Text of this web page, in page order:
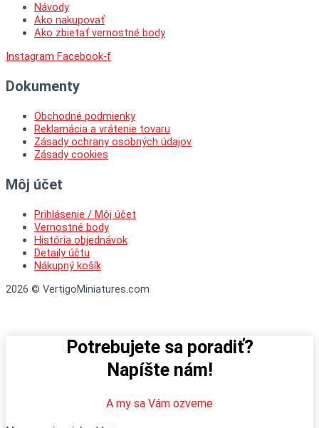
Návody
Ako nakupovať
Ako zbietať vernostné body
Instagram Facebook-f
Dokumenty
Obchodné podmienky
Reklamácia a vrátenie tovaru
Zásady ochrany osobných údajov
Zásady cookies
Môj účet
Prihlásenie / Môj účet
Vernostné body
História objednávok
Detaily účtu
Nákupný košík
2026 © VertigoMiniatures.com
Potrebujete sa poradiť?
Napíšte nám!
A my sa Vám ozveme